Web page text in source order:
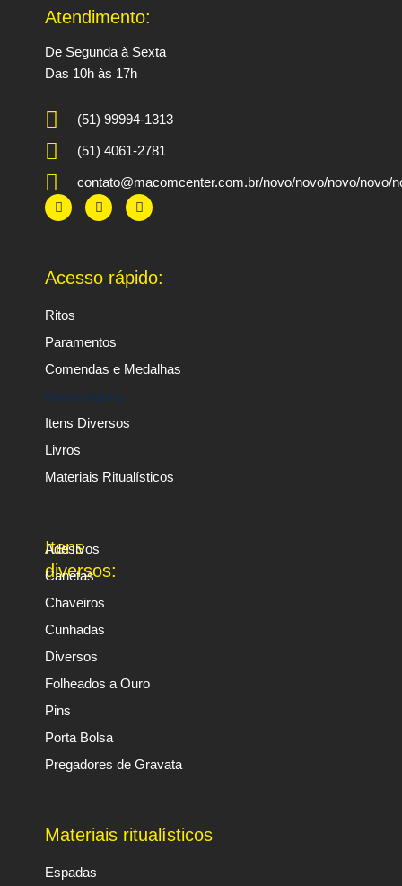
Atendimento:
De Segunda à Sexta
Das 10h às 17h
(51) 99994-1313
(51) 4061-2781
contato@macomcenter.com.br/novo/novo/novo/novo/
F
a
c
o
T
w
i
r
Y
o
u
b
e
Acesso rápido:
Ritos
Paramentos
Comendas e Medalhas
Homenagens
Itens Diversos
Livros
Materiais Ritualísticos
Itens
diversos:
Adesivos
Canetas
Chaveiros
Cunhadas
Diversos
Folheados a Ouro
Pins
Porta Bolsa
Pregadores de Gravata
Materiais ritualísticos
Espadas